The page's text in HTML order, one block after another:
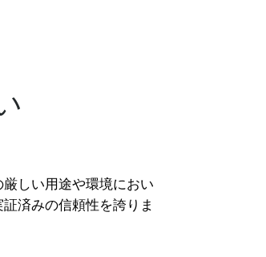
しい用途や環境におい
証済みの信頼性を誇りま